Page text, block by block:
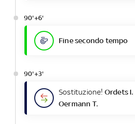
90'+6'
Fine secondo tempo
90'+3'
Sostituzione! Ordets I.
Oermann T.